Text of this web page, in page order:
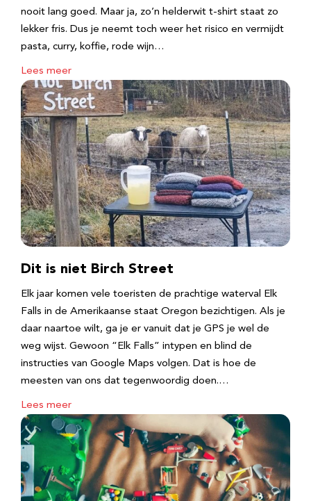
nooit lang goed. Maar ja, zo’n helderwit t-shirt staat zo
lekker fris. Dus je neemt toch weer het risico en vermijdt
pasta, curry, koffie, rode wijn…
Lees meer
Dit is niet Birch Street
Elk jaar komen vele toeristen de prachtige waterval Elk
Falls in de Amerikaanse staat Oregon bezichtigen. Als je
daar naartoe wilt, ga je er vanuit dat je GPS je wel de
weg wijst. Gewoon “Elk Falls” intypen en blind de
instructies van Google Maps volgen. Dat is hoe de
meesten van ons dat tegenwoordig doen.…
Lees meer